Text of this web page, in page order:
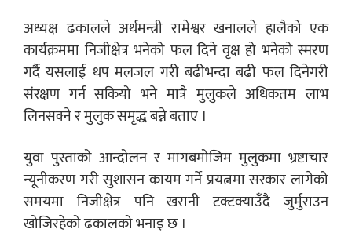
अध्यक्ष ढकालले अर्थमन्त्री रामेश्वर खनालले हालैको एक
कार्यक्रममा निजीक्षेत्र भनेको फल दिने वृक्ष हो भनेको स्मरण
गर्दै यसलाई थप मलजल गरी बढीभन्दा बढी फल दिनेगरी
संरक्षण गर्न सकियो भने मात्रै मुलुकले अधिकतम लाभ
लिनसक्ने र मुलुक समृद्ध बन्ने बताए ।
युवा पुस्ताको आन्दोलन र मागबमोजिम मुलुकमा भ्रष्टाचार
न्यूनीकरण गरी सुशासन कायम गर्ने प्रयत्नमा सरकार लागेको
समयमा निजीक्षेत्र पनि खरानी टक्टक्याउँदै जुर्मुराउन
खोजिरहेको ढकालको भनाइ छ ।